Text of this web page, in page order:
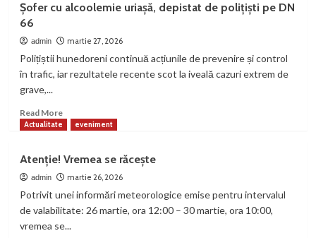
grav
Petrila:
de
ani,
în
cardiorespirator
după
a
pierdut
controlul
Șofer cu alcoolemie uriașă, depistat de polițiști pe DN
66
admin martie 27, 2026
Polițiștii hunedoreni continuă acțiunile de prevenire și control
în trafic, iar rezultatele recente scot la iveală cazuri extrem de
grave,...
Read MoreRead
more
cu
alcoolemie
uriașă,
depistat
polițiști
Actualitate eveniment
Atenție! Vremea se răcește
admin martie 26, 2026
Potrivit unei informări meteorologice emise pentru intervalul
de valabilitate: 26 martie, ora 12:00 – 30 martie, ora 10:00,
vremea se...